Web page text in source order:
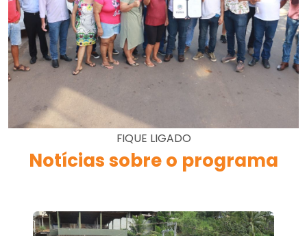
FIQUE LIGADO
Notícias sobre o programa